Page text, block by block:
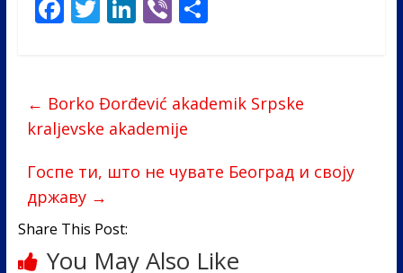
F
ac
b
o
k
T
w
er
Li
n
e
dI
Vi
b
S
e
← Borko Đorđević akademik Srpske
kraljevske akademije
Госпе ти, што не чувате Београд и своју
државу →
Share This Post:
You May Also Like